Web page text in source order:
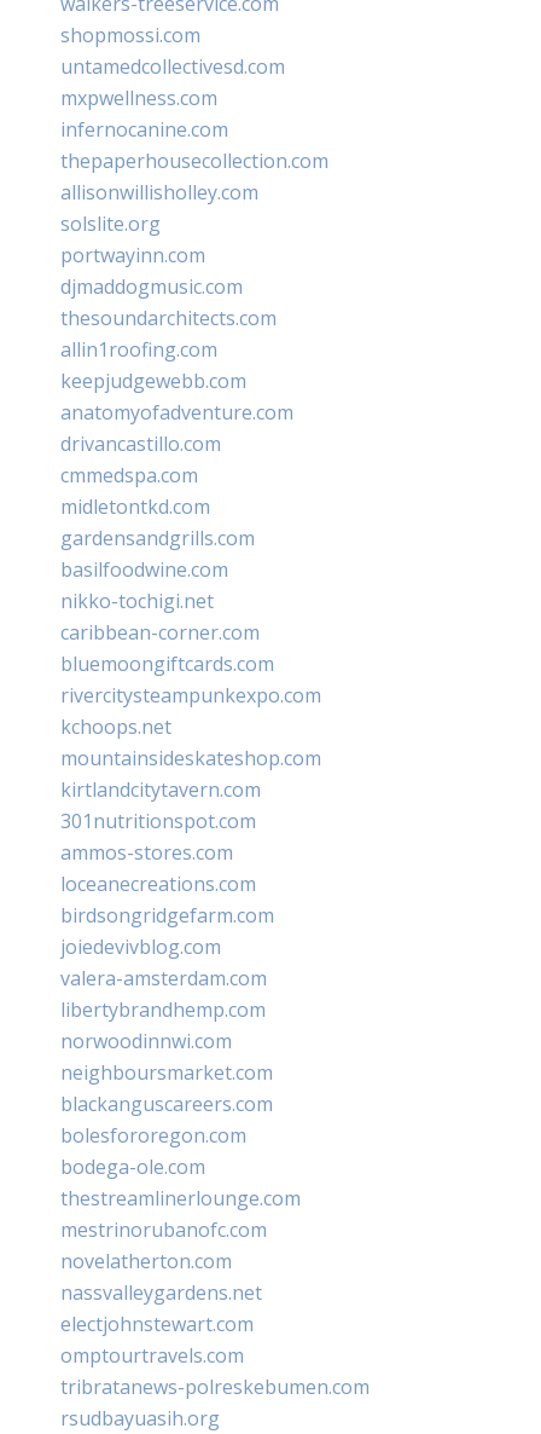
shopmossi.com
untamedcollectivesd.com
mxpwellness.com
infernocanine.com
thepaperhousecollection.com
allisonwillisholley.com
solslite.org
portwayinn.com
djmaddogmusic.com
thesoundarchitects.com
allin1roofing.com
keepjudgewebb.com
anatomyofadventure.com
drivancastillo.com
cmmedspa.com
midletontkd.com
gardensandgrills.com
basilfoodwine.com
nikko-tochigi.net
caribbean-corner.com
bluemoongiftcards.com
rivercitysteampunkexpo.com
kchoops.net
mountainsideskateshop.com
kirtlandcitytavern.com
301nutritionspot.com
ammos-stores.com
loceanecreations.com
birdsongridgefarm.com
joiedevivblog.com
valera-amsterdam.com
libertybrandhemp.com
norwoodinnwi.com
neighboursmarket.com
blackanguscareers.com
bolesfororegon.com
bodega-ole.com
thestreamlinerlounge.com
mestrinorubanofc.com
novelatherton.com
nassvalleygardens.net
electjohnstewart.com
omptourtravels.com
tribratanews-polreskebumen.com
rsudbayuasih.org